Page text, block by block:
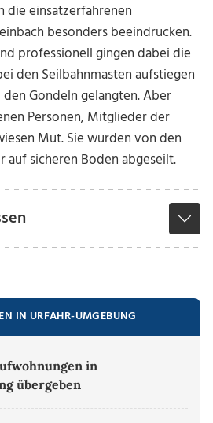
die einsatzerfahrenen
besonders beeindrucken.
professionell gingen dabei die
den Seilbahnmasten aufstiegen
Gondeln gelangten. Aber
Personen, Mitglieder der
Mut. Sie wurden von den
sicheren Boden abgeseilt.
IN URFAHR-UMGEBUNG
in
übergeben